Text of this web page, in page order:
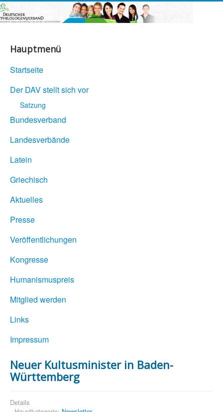
Hauptmenü
Startseite
Der DAV stellt sich vor
Satzung
Bundesverband
Landesverbände
Latein
Griechisch
Aktuelles
Presse
Veröffentlichungen
Kongresse
Humanismuspreis
Mitglied werden
Links
Impressum
Neuer Kultusminister in Baden-
Württemberg
Details